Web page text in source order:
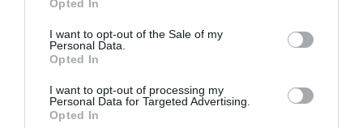
Opted In
I want to opt-out of the Sale of my
Personal Data.
Opted In
I want to opt-out of processing my
Personal Data for Targeted Advertising.
Opted In